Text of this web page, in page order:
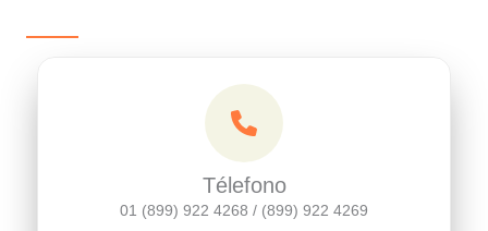
Télefono
01 (899) 922 4268 / (899) 922 4269